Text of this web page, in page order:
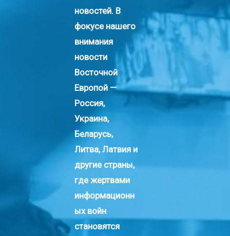
новостей. В
фокусе нашего
внимания
новости
Восточной
Европой —
Россия,
Украина,
Беларусь,
Литва, Латвия и
другие страны,
где жертвами
информационн
ых войн
становятся